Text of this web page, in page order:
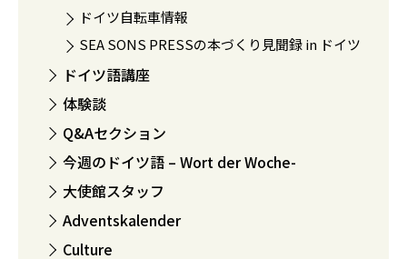
ドイツ自転車情報
SEA SONS PRESSの本づくり見聞録 in ドイツ
ドイツ語講座
体験談
Q&Aセクション
今週のドイツ語 – Wort der Woche-
大使館スタッフ
Adventskalender
Culture